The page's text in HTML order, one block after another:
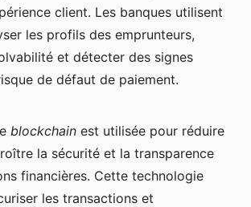
client. Les banques utilisent
les profils des emprunteurs,
et détecter des signes
de défaut de paiement.
blockchain est utilisée pour réduire
la sécurité et la transparence
financières. Cette technologie
les transactions et